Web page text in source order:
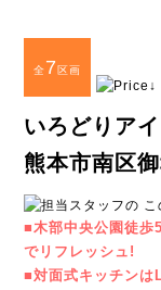
全7区画
いろどりア
熊本市南区
■木部中央公園徒歩
でリフレッシュ!
■対面式キッチンは